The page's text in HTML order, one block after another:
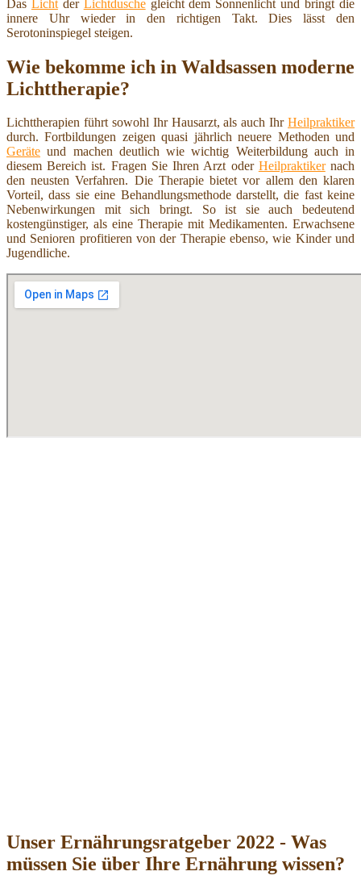
Das Lichtder Lichtduschegleicht dem Sonnenlicht und bringt die
innere Uhr wieder in den richtigen Takt. Dies lässt den
Serotoninspiegel steigen.
Wie bekomme ich in Waldsassen moderne
Lichttherapie?
Lichttherapien führt sowohl Ihr Hausarzt, als auch Ihr Heilpraktiker
durch. Fortbildungen zeigen quasi jährlich neuere Methoden und
Geräte und machen deutlich wie wichtig Weiterbildung auch in
diesem Bereich ist. Fragen Sie Ihren Arzt oder Heilpraktikernach
den neusten Verfahren. Die Therapie bietet vor allem den klaren
Vorteil, dass sie eine Behandlungsmethode darstellt, die fast keine
Nebenwirkungen mit sich bringt. So ist sie auch bedeutend
kostengünstiger, als eine Therapie mit Medikamenten. Erwachsene
und Senioren profitieren von der Therapie ebenso, wie Kinder und
Jugendliche.
Unser Ernährungsratgeber 2022 - Was
müssen Sie über Ihre Ernährung wissen?